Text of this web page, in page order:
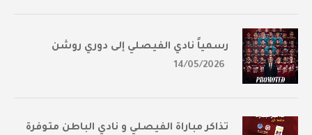
رسمياً نادي الفيصلي إلى دوري روشن
14/05/2026
تذاكر مباراة الفيصلي و نادي الباطن متوفرة